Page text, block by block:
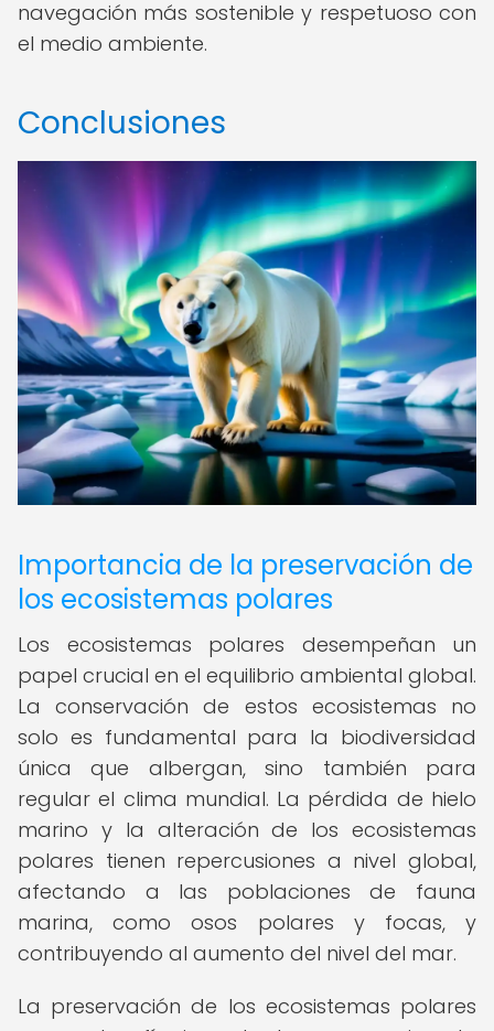
navegación más sostenible y respetuoso con
el medio ambiente.
Conclusiones
Importancia de la preservación de
los ecosistemas polares
Los ecosistemas polares desempeñan un
papel crucial en el equilibrio ambiental global.
La conservación de estos ecosistemas no
solo es fundamental para la biodiversidad
única que albergan, sino también para
regular el clima mundial. La pérdida de hielo
marino y la alteración de los ecosistemas
polares tienen repercusiones a nivel global,
afectando a las poblaciones de fauna
marina, como osos polares y focas, y
contribuyendo al aumento del nivel del mar.
La preservación de los ecosistemas polares